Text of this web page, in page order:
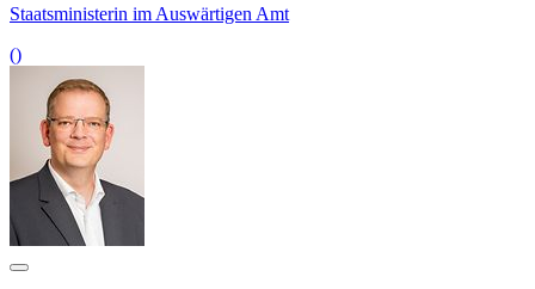
Staatsministerin im Auswärtigen Amt
()